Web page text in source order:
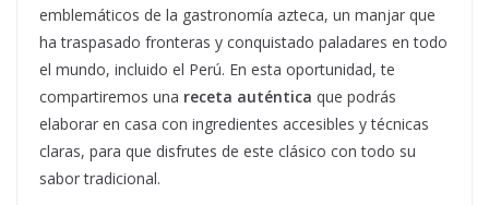
emblemáticos de la gastronomía azteca, un manjar que
ha traspasado fronteras y conquistado paladares en todo
el mundo, incluido el Perú. En esta oportunidad, te
compartiremos una receta auténtica que podrás
elaborar en casa con ingredientes accesibles y técnicas
claras, para que disfrutes de este clásico con todo su
sabor tradicional.